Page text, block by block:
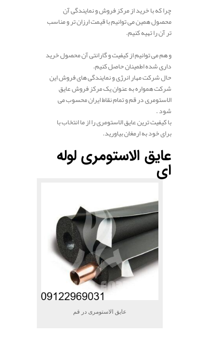
چرا که با خرید از مرکز فروش و نمایندگی آن
محصول همین می توانیم با قیمت ارزان تر و مناسب
تر آن را تهیه کنیم.
و هم می توانیم از کیفیت و گارانتی آن محصول خرید
داری شده اطمینان حاصل کنیم.
حال شرکت مهار انرژی و نمایندگی های فروش این
شرکت همواره به عنوان یک مرکز فروش عایق
الاستومری در قم و تمام نقاط ایران محسوب می
شود .
با کیفیت ترین عایق الاستومری را از ما انتخاب با
برای خود به ارمغان بیاورید.
عایق الاستومری لوله
ای
عایق الاستومری در قم